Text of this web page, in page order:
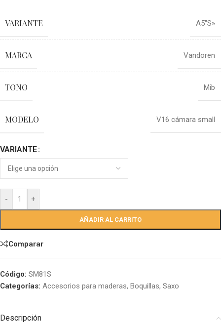
VARIANTE A5″S»
MARCA Vandoren
TONO Mib
MODELO V16 cámara small
VARIANTE
- +
AÑADIR AL CARRITO
Comparar
Código: SM81S
Categorías: Accesorios para maderas, Boquillas, Saxo
Descripción